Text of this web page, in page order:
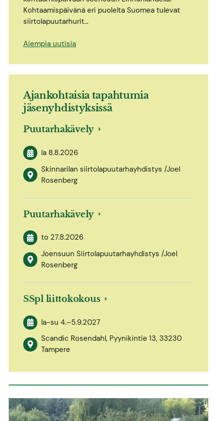
Kohtaamispäivänä eri puolelta Suomea tulevat
siirtolapuutarhurit…
Aiempia uutisia
Ajankohtaisia tapahtumia
jäsenyhdistyksissä
Puutarhakävely
la 8.8.2026
Skinnarilan siirtolapuutarhayhdistys /Joel
Rosenberg
Puutarhakävely
to 27.8.2026
Joensuun Siirtolapuutarhayhdistys /Joel
Rosenberg
SSpl liittokokous
la-su 4.–5.9.2027
Scandic Rosendahl, Pyynikintie 13, 33230
Tampere